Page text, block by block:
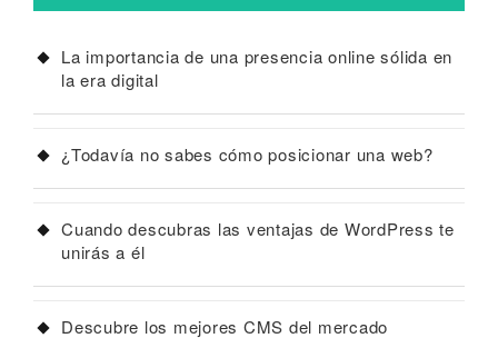
La importancia de una presencia online sólida en
la era digital
¿Todavía no sabes cómo posicionar una web?
Cuando descubras las ventajas de WordPress te
unirás a él
Descubre los mejores CMS del mercado